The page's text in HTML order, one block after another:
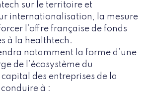
sur le territoire et
internationalisation, la mesure
l’offre française de fonds
à la healthtech.
notamment la forme d’une
de l’écosystème du
des entreprises de la
à :